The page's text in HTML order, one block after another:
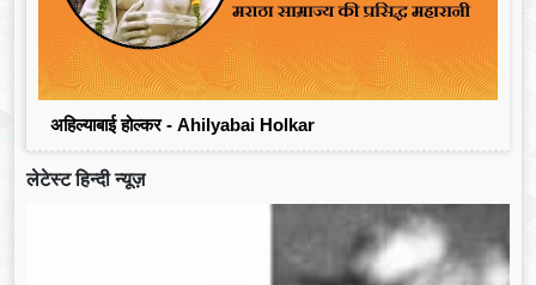
अहिल्याबाई होल्कर - Ahilyabai Holkar
लेटेस्ट हिन्दी न्यूज़